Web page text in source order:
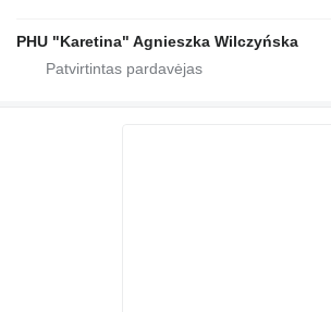
PHU "Karetina" Agnieszka Wilczyńska